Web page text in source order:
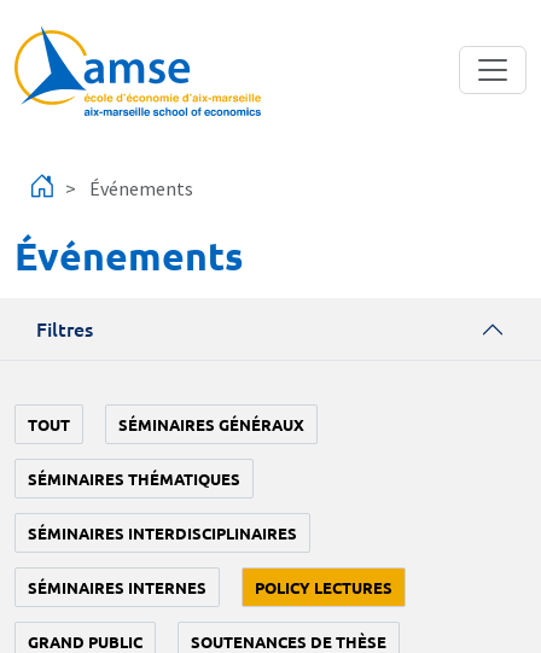
Événements
Événements
Filtres
TOUT SÉMINAIRES GÉNÉRAUX
SÉMINAIRES THÉMATIQUES
SÉMINAIRES INTERDISCIPLINAIRES
SÉMINAIRES INTERNES POLICY LECTURES
GRAND PUBLIC SOUTENANCES DE THÈSE